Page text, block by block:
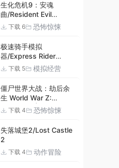
生化危机9：安魂
曲/Resident Evil
Requiem
下载 6 恐怖惊悚
极速骑手模拟
器/Express Rider
Simulator
下载 5 模拟经营
僵尸世界大战：劫后余
生 World War Z:
Aftermath |官方中文
09.27.24 v20240924
集成DLCs 赠多项修改器
+赠999等级.荣誉技能.
紫色荣誉头框.荣誉枪械
技能.解锁存档 解压即玩
下载 4 恐怖惊悚
失落城堡2/Lost Castle
2
下载 4 动作冒险